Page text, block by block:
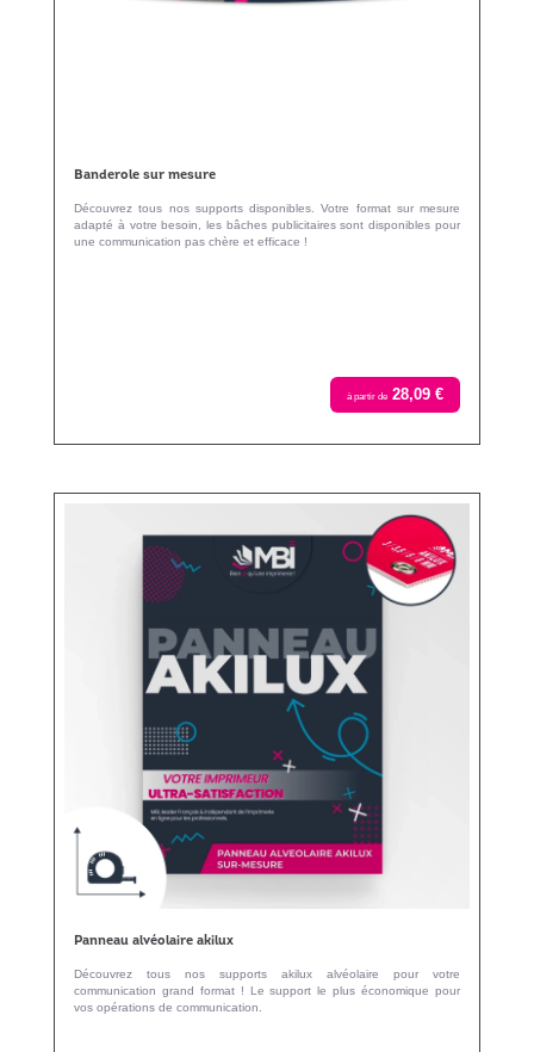
Banderole sur mesure
Découvrez tous nos supports disponibles. Votre format sur mesure
adapté à votre besoin, les bâches publicitaires sont disponibles pour
une communication pas chère et efficace !
à partir de 28,09 €
Panneau alvéolaire akilux
Découvrez tous nos supports akilux alvéolaire pour votre
communication grand format ! Le support le plus économique pour
vos opérations de communication.